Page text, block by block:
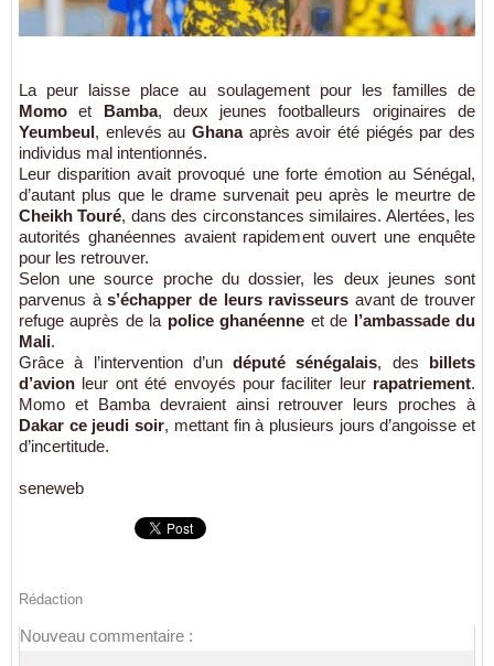
La peur laisse place au soulagement pour les familles de
Momo et Bamba, deux jeunes footballeurs originaires de
Yeumbeul, enlevés au Ghanaaprès avoir été piégés par des
individus mal intentionnés.
Leur disparition avait provoqué une forte émotion au Sénégal,
d’autant plus que le drame survenait peu après le meurtre de
Cheikh Touré, dans des circonstances similaires. Alertées, les
autorités ghanéennes avaient rapidement ouvert une enquête
pour les retrouver.
Selon une source proche du dossier, les deux jeunes sont
parvenus às’échapper de leurs ravisseurs avant de trouver
refuge auprès de la police ghanéenne et de l’ambassade du
Mali.
Grâce à l’intervention d’undéputé sénégalais, des billets
d’avion leur ont été envoyés pour faciliter leur rapatriement.
Momo et Bamba devraient ainsi retrouver leurs proches à
Dakar ce jeudi soir, mettant fin à plusieurs jours d’angoisse et
d’incertitude.
seneweb
Rédaction
Nouveau commentaire :